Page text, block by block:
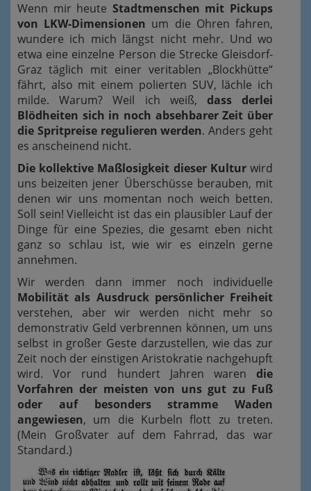
Wenn mir heute Stadtmenschen mit Pickups
von LKW-Dimensionen um die Ohren fahren,
wundere ich mich längst nicht mehr. Und wo
etwa eine einzelne Person die Strecke Gleisdorf-
Graz täglich mit einer veritablen „Blockhütte“
fährt, also mit einem polierten SUV, lächle ich
milde. Warum? Weil ich weiß, dass derlei
Blödheiten sich in noch absehbarer Zeit über
die Spritpreise regulieren werden. Anders geht
es anscheinend nicht.
Die kollektive Maßlosigkeit dieser Kulturwird
uns beizeiten jener Überschüsse berauben, mit
denen wir uns momentan noch weich betten.
Soll sein! Vielleicht ist das ein plausibler Lauf der
Dinge für eine Spezies, die gesamt eben nicht
ganz so schlau ist, wie wir es einzeln gerne
annehmen.
Wir werden dann immer noch individuelle
Mobilität als Ausdruck persönlicher Freiheit
verstehen, aber wir werden nicht mehr so
demonstrativ Geld verbrennen können, um uns
selbst in großer Geste darzustellen, wie das zur
Zeit noch der einstigen Aristokratie nachgehupft
wird. Vor rund hundert Jahren waren die
Vorfahren der meisten von uns gut zu Fuß
oder auf besonders stramme Waden
angewiesen, um die Kurbeln flott zu treten.
(Mein Großvater auf dem Fahrrad, das war
Standard.)